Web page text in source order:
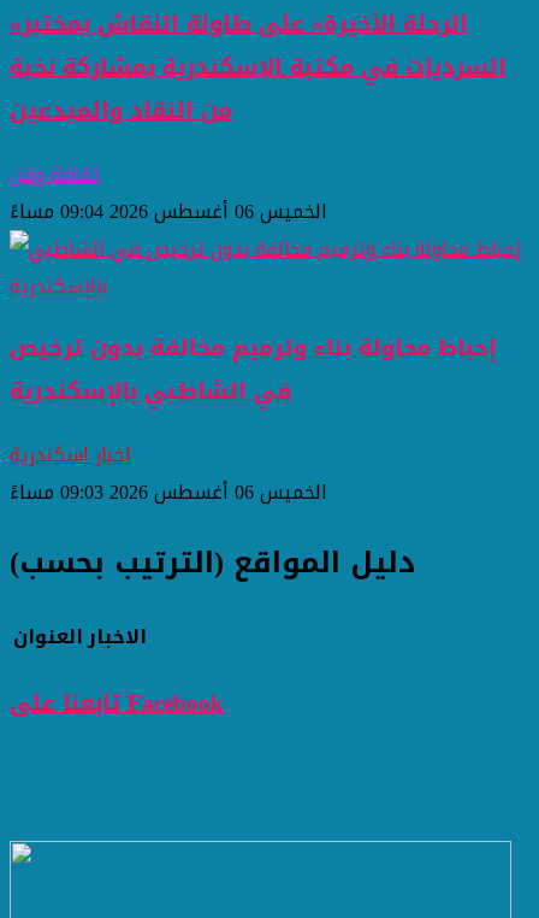
«الرحلة الأخيرة» على طاولة النقاش بمختبر
السرديات في مكتبة الإسكندرية بمشاركة نخبة
من النقاد والمبدعين
ثقافة وفن
الخميس 06 أغسطس 2026 09:04 مساءً
إحباط محاولة بناء وترميم مخالفة بدون ترخيص
في الشاطبي بالإسكندرية
اخبار اسكندرية
الخميس 06 أغسطس 2026 09:03 مساءً
دليل المواقع (الترتيب بحسب)
العنوانالاخبار
تابعنا على Facebook